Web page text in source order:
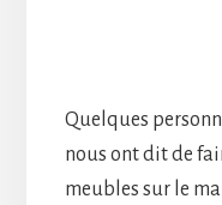
Quelques
nous ont dit de
meubles sur le